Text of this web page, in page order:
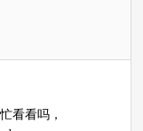
看看吗，